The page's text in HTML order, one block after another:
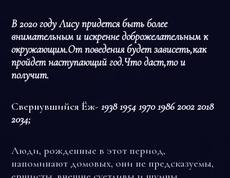
В 2020 году Лису придется быть более
внимательным и искренне доброжелательным к
окружающим.От поведения будет зависеть,как
пройдет наступающий год.Что даст,то и
получит.
Свернувшийся Ёж- 1938 1954 1970 1986 2002 2018
2034;
Люди, рожденные в этот период,
напоминают домовых, они не предсказуемы,